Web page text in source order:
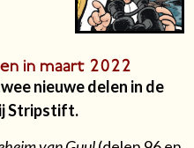
in maart 2022
nieuwe delen in de
Stripstift.